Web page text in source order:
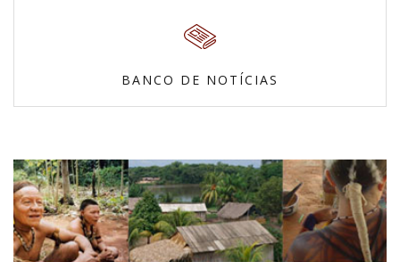
BANCO DE NOTÍCIAS